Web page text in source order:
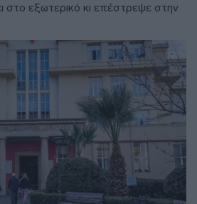
στο εξωτερικό κι επέστρεψε στην